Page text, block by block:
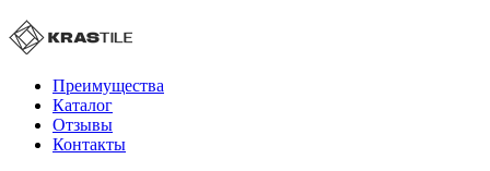
Преимущества
Каталог
Отзывы
Контакты